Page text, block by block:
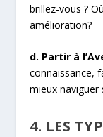
brillez-vous ?
amélioration?
d. Partir à
connaissance,
mieux naviguer
4. LES